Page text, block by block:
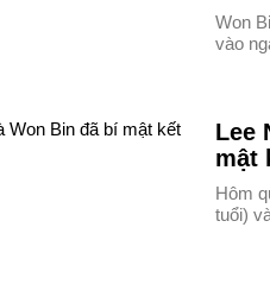
Won
vào
Lee
mật
Hôm
tuổi)